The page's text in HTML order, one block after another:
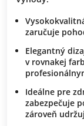
zaručuje
Elegantný
v rovnakej
Ideálne pre
zabezpečuje
zároveň